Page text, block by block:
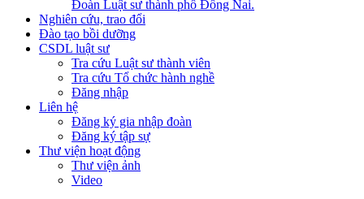
Đoàn Luật sư thành phố Đồng Nai.
Nghiên cứu, trao đổi
Đào tạo bồi dưỡng
CSDL luật sư
Tra cứu Luật sư thành viên
Tra cứu Tổ chức hành nghề
Đăng nhập
Liên hệ
Đăng ký gia nhập đoàn
Đăng ký tập sự
Thư viện hoạt động
Thư viện ảnh
Video